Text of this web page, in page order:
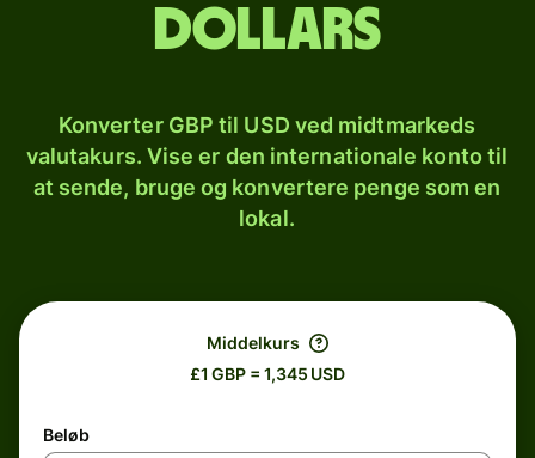
dollars
Konverter GBP til USD ved midtmarkeds
valutakurs. Vise er den internationale konto til
at sende, bruge og konvertere penge som en
lokal.
Middelkurs
£1 GBP = 1,345 USD
Beløb